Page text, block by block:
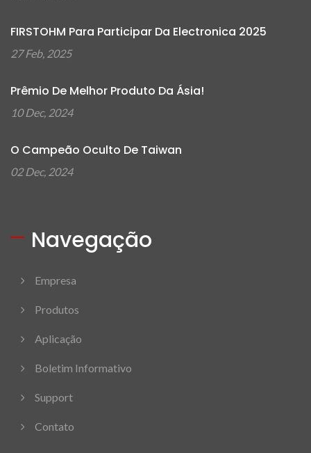
FIRSTOHM Para Participar Da Electronica 2025
27 Feb, 2025
Prêmio De Melhor Produto Da Ásia!
10 Dec, 2024
O Campeão Oculto De Taiwan
02 Dec, 2024
Navegação
Empresa
Produtos
Aplicação
Boletim Informativo
Support
Contato